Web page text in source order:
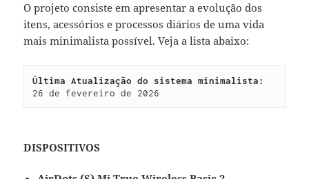
O projeto consiste em apresentar a evolução dos
itens, acessórios e processos diários de uma vida
mais minimalista possível. Veja a lista abaixo:
Última Atualização do sistema minimalista:
26 de fevereiro de 2026
DISPOSITIVOS